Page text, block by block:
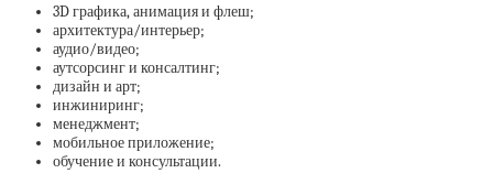
3D графика, анимация и флеш;
архитектура/интерьер;
аудио/видео;
аутсорсинг и консалтинг;
дизайн и арт;
инжиниринг;
менеджмент;
мобильное приложение;
обучение и консультации.